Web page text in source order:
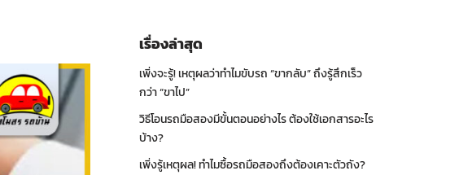
เรื่องล่าสุด
เพิ่งจะรู้! เหตุผลว่าทำไมขับรถ “ขากลับ” ถึงรู้สึกเร็ว
กว่า “ขาไป”
วิธีโอนรถมือสองมีขั้นตอนอย่างไร ต้องใช้เอกสารอะไร
บ้าง?
เพิ่งรู้เหตุผล! ทำไมซื้อรถมือสองถึงต้องเคาะตัวถัง?